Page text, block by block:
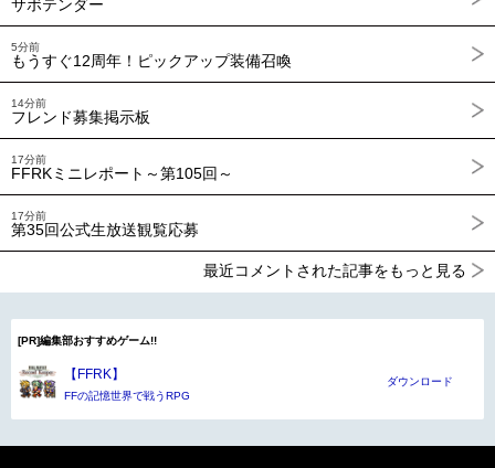
サボテンダー
5分前
もうすぐ12周年！ピックアップ装備召喚
14分前
フレンド募集掲示板
17分前
FFRKミニレポート～第105回～
17分前
第35回公式生放送観覧応募
最近コメントされた記事をもっと見る
[PR]編集部おすすめゲーム!!
【FFRK】
FFの記憶世界で戦うRPG
ダウンロード